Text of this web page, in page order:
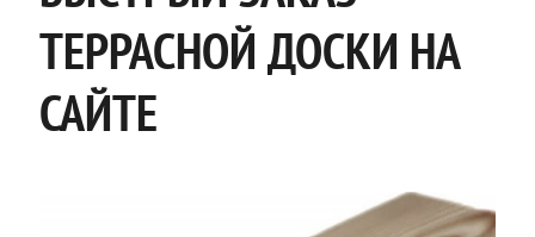
ТЕРРАСНОЙ ДОСКИ НА
САЙТЕ